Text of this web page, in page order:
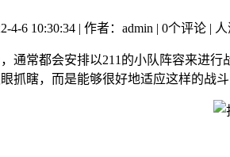
4-6 10:30:34 | 作者：admin | 0个评论 |
通常都会安排以211的小队阵容来进
抓瞎，而是能够很好地适应这样的战